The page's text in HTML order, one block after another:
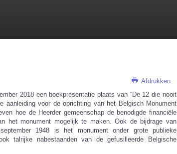
Afdrukken
2018 een boekpresentatie plaats van “De 12 die nooit
aanleiding voor de oprichting van het Belgisch Monument
hoe de Heerder gemeenschap de benodigde financiële
het monument mogelijk te maken. Ook de bijdrage van
1948 is het monument onder grote publieke
talrijke nabestaanden van de gefusilleerde Belgische